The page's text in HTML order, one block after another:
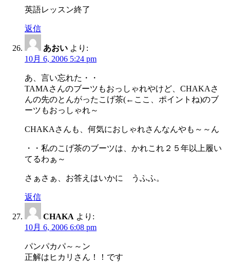
英語レッスン終了
返信
あおい より:
10月 6, 2006 5:24 pm
あ、言い忘れた・・
TAMAさんのブーツもおっしゃれやけど、CHAKAさ
んの先のとんがったこげ茶(←ここ、ポイントね)のブ
ーツもおっしゃれ～
CHAKAさんも、何気におしゃれさんなんやも～～ん
・・私のこげ茶のブーツは、かれこれ２５年以上履い
てるわぁ～
さぁさぁ、お答えはいかに うふふ。
返信
CHAKA より:
10月 6, 2006 6:08 pm
パンパカパ～～ン
正解はヒカリさん！！です